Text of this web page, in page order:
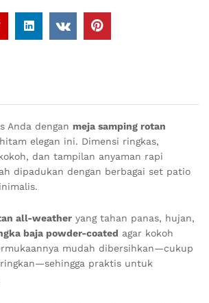
Anda dengan meja samping rotan
elegan ini. Dimensi ringkas,
dan tampilan anyaman rapi
dipadukan dengan berbagai set patio
all-weather yang tahan panas, hujan,
baja powder-coated agar kokoh
mudah dibersihkan—cukup
praktis untuk